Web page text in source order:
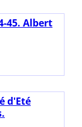
45. Albert
d'Eté